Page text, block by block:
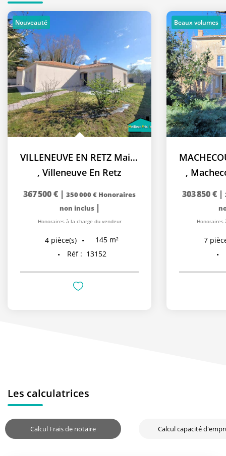
Nouveauté
VILLENEUVE EN RETZ Maison 3 chambres
, Villeneuve En Retz
367 500 € | 350 000 € Honoraires
non inclus |
Honoraires à la charge du vendeur
4 pièce(s) 145 m²
Réf : 13152
Beaux volumes
,
303 850 € |
Honoraires
7
Les calculatrices
Calcul Frais de notaire Calcul capacité